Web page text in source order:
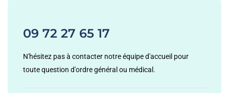
09 72 27 65 17
N'hésitez pas à contacter notre équipe d'accueil pour
toute question d'ordre général ou médical.